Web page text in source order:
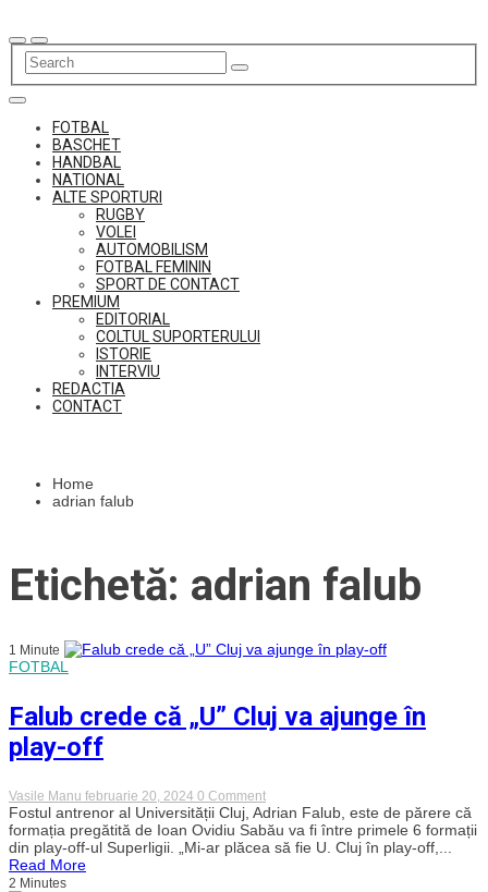
to
content
FOTBAL
BASCHET
HANDBAL
NATIONAL
ALTE SPORTURI
RUGBY
VOLEI
AUTOMOBILISM
FOTBAL FEMININ
SPORT DE CONTACT
PREMIUM
EDITORIAL
COLTUL SUPORTERULUI
ISTORIE
INTERVIU
REDACTIA
CONTACT
Home
adrian falub
Etichetă: adrian falub
1 Minute
FOTBAL
Falub crede că „U” Cluj va ajunge în
play-off
Vasile Manu februarie 20, 2024 0 Commenton
Falub
crede
că
„U”
Fostul antrenor al Universității Cluj, Adrian Falub, este de părere că
formația pregătită de Ioan Ovidiu Sabău va fi între primele 6 formații
din play-off-ul Superligii. „Mi-ar plăcea să fie U. Cluj în play-off,...
Read More
2 Minutes